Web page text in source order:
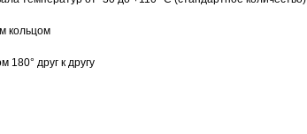
кольцом
друг к другу